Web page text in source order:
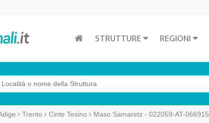
STRUTTURE REGIONI
Trento Cinte Tesino Maso Samaretz - 022059-AT-066915